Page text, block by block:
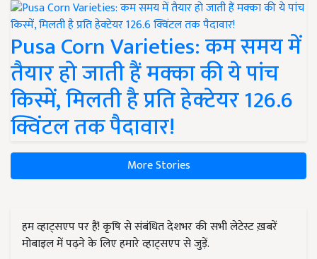
Pusa Corn Varieties: कम समय में
तैयार हो जाती हैं मक्का की ये पांच
किस्में, मिलती है प्रति हेक्टेयर 126.6
क्विंटल तक पैदावार!
More Stories
हम व्हाट्सएप पर हैं! कृषि से संबंधित देशभर की सभी लेटेस्ट ख़बरें
मोबाइल में पढ़ने के लिए हमारे व्हाट्सएप से जुड़ें.